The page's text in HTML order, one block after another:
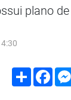
plano